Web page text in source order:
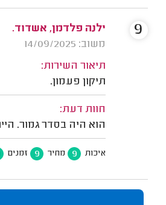
ילנה פלדמן, אשדוד.
משוב: 14/09/2025
תיאור השירות:
תיקון פעמון.
חוות דעת:
הוא היה בסדר גמור.
איכות 9 מחיר 9 זמנים
9